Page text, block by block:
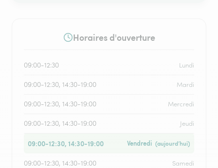
Horaires d'ouverture
09:00-12:30 Lundi
09:00-12:30, 14:30-19:00 Mardi
09:00-12:30, 14:30-19:00 Mercredi
09:00-12:30, 14:30-19:00 Jeudi
09:00-12:30, 14:30-19:00 Vendredi (aujourd’hui)
09:00-12:30, 14:30-19:00 Samedi